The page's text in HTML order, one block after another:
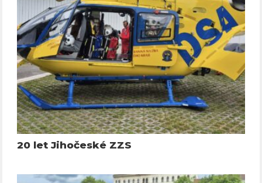
20 let Jihočeské ZZS